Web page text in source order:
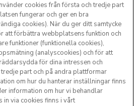
cookies från första och tredje part
fungerar och ger en bra
cookies). När du ger ditt samtycke
att förbättra webbplatsens funktion och
funktioner (funktionella cookies),
(analyscookies) och för att
för dina intressen och
part och på andra plattformar
om hur du hanterar inställningar finns
information om hur vi behandlar
via cookies finns i vårt